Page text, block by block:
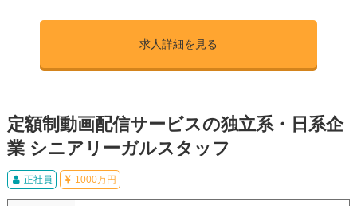
求人詳細を見る
定額制動画配信サービスの独立系・日系企
業 シニアリーガルスタッフ
正社員 1000万円